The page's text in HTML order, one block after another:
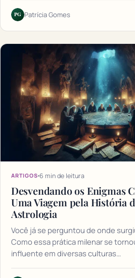
PG Patrícia Gomes
ARTIGOS 6 min de leitura
Desvendando os Enigmas
Uma Viagem pela História
Astrologia
Você já se perguntou de onde
Como essa prática milenar se
influente em diversas culturas…